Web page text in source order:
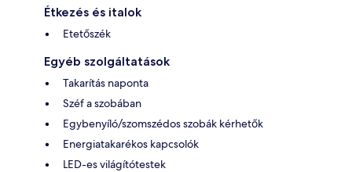
Étkezés és italok
Etetőszék
Egyéb szolgáltatások
Takarítás naponta
Széf a szobában
Egybenyíló/szomszédos szobák kérhetők
Energiatakarékos kapcsolók
LED-es világítótestek